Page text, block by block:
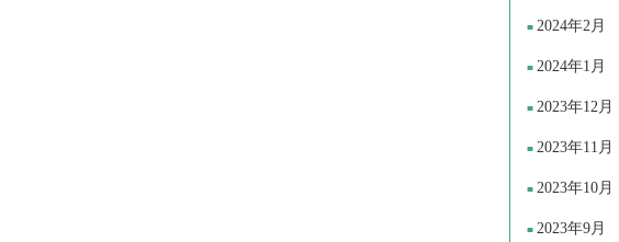
2024年2月
2024年1月
2023年12月
2023年11月
2023年10月
2023年9月